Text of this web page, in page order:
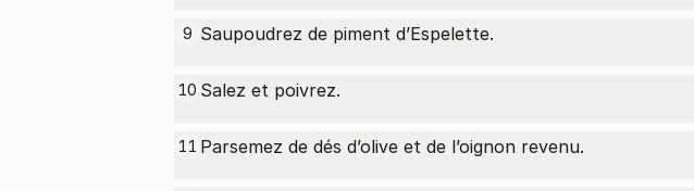
9 Saupoudrez de piment d’Espelette.
10 Salez et poivrez.
11 Parsemez de dés d’olive et de l’oignon revenu.